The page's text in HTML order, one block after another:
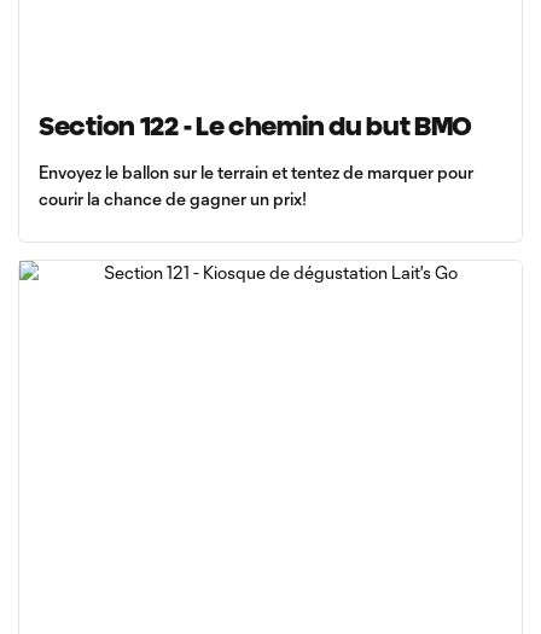
Section 122 - Le chemin du but BMO
Envoyez le ballon sur le terrain et tentez de marquer pour
courir la chance de gagner un prix!